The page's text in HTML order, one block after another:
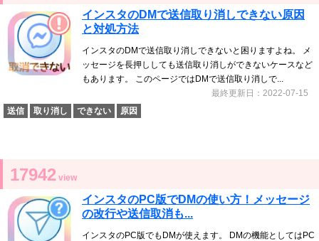
インスタのDMで送信取り消しできない原因
と対処方法
インスタのDMで送信取り消しできないと困りますよね。 メ
ッセージを長押ししても送信取り消しができないケースなど
もあります。 このページではDMで送信取り消しで...
最終更新日：2022-07-15
送信
取り消し できない 原因
17942 view
インスタのPC版でDMの使い方！メッセージ
の改行や送信取消も...
インスタのPC版でもDMが使えます。 DMの機能としてはPC